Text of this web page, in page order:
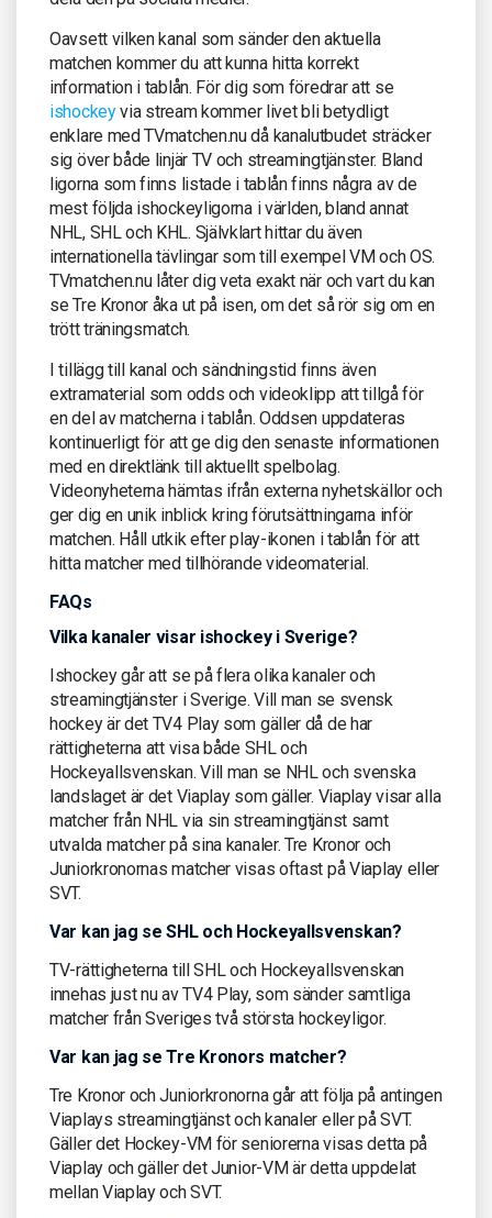
Oavsett vilken kanal som sänder den aktuella
matchen kommer du att kunna hitta korrekt
information i tablån. För dig som föredrar att se
ishockeyvia stream kommer livet bli betydligt
enklare med TVmatchen.nu då kanalutbudet sträcker
sig över både linjär TV och streamingtjänster. Bland
ligorna som finns listade i tablån finns några av de
mest följda ishockeyligorna i världen, bland annat
NHL, SHL och KHL. Självklart hittar du även
internationella tävlingar som till exempel VM och OS.
TVmatchen.nu låter dig veta exakt när och vart du kan
se Tre Kronor åka ut på isen, om det så rör sig om en
trött träningsmatch.
I tillägg till kanal och sändningstid finns även
extramaterial som odds och videoklipp att tillgå för
en del av matcherna i tablån. Oddsen uppdateras
kontinuerligt för att ge dig den senaste informationen
med en direktlänk till aktuellt spelbolag.
Videonyheterna hämtas ifrån externa nyhetskällor och
ger dig en unik inblick kring förutsättningarna inför
matchen. Håll utkik efter play-ikonen i tablån för att
hitta matcher med tillhörande videomaterial.
FAQs
Vilka kanaler visar ishockey i Sverige?
Ishockey går att se på flera olika kanaler och
streamingtjänster i Sverige. Vill man se svensk
hockey är det TV4 Play som gäller då de har
rättigheterna att visa både SHL och
Hockeyallsvenskan. Vill man se NHL och svenska
landslaget är det Viaplay som gäller. Viaplay visar alla
matcher från NHL via sin streamingtjänst samt
utvalda matcher på sina kanaler. Tre Kronor och
Juniorkronornas matcher visas oftast på Viaplay eller
SVT.
Var kan jag se SHL och Hockeyallsvenskan?
TV-rättigheterna till SHL och Hockeyallsvenskan
innehas just nu av TV4 Play, som sänder samtliga
matcher från Sveriges två största hockeyligor.
Var kan jag se Tre Kronors matcher?
Tre Kronor och Juniorkronorna går att följa på antingen
Viaplays streamingtjänst och kanaler eller på SVT.
Gäller det Hockey-VM för seniorerna visas detta på
Viaplay och gäller det Junior-VM är detta uppdelat
mellan Viaplay och SVT.